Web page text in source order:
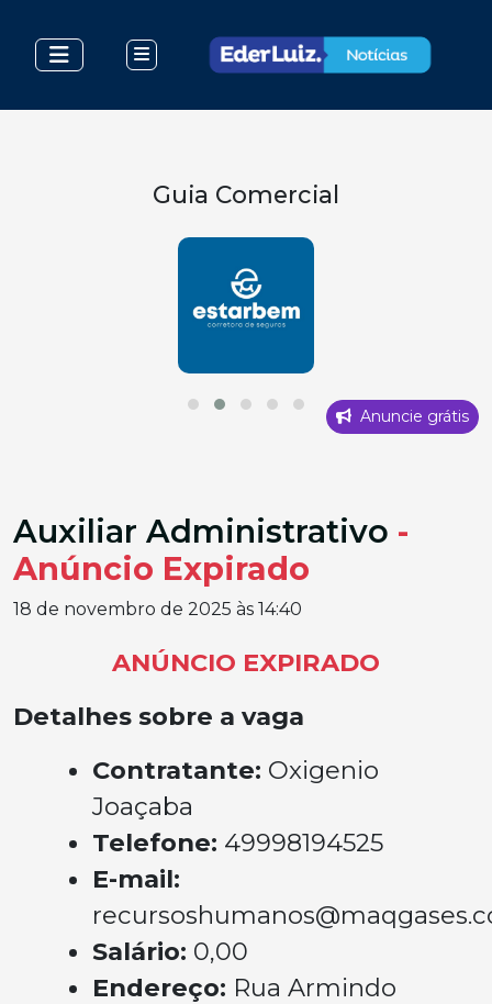
Guia Comercial
Anuncie grátis
Auxiliar Administrativo -
Anúncio Expirado
18 de novembro de 2025 às 14:40
ANÚNCIO EXPIRADO
Detalhes sobre a vaga
Contratante: Oxigenio
Joaçaba
Telefone: 49998194525
E-mail:
Salário: 0,00
Endereço: Rua Armindo